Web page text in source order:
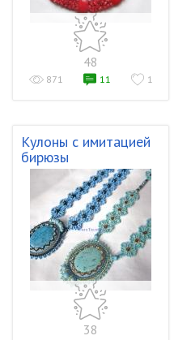
48
871 11 1
Кулоны с имитацией
бирюзы
38